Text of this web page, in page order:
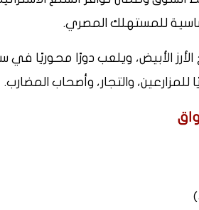
للمستهلك المصري.
الأرز الأبيض، ويلعب دورًا محوريًا
والتجار، وأصحاب المضارب.